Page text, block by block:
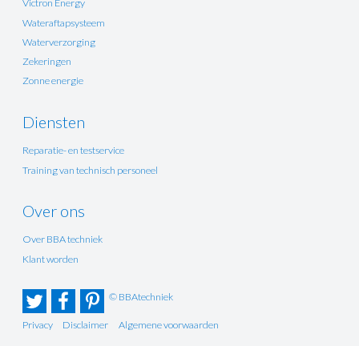
Victron Energy
Wateraftapsysteem
Waterverzorging
Zekeringen
Zonne energie
Diensten
Reparatie- en testservice
Training van technisch personeel
Over ons
Over BBA techniek
Klant worden
© BBAtechniek
Privacy Disclaimer Algemene voorwaarden